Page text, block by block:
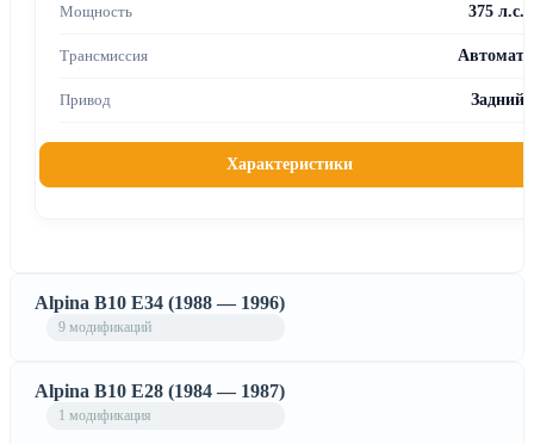
375 л.с.
Автомат
Задний
Характеристики
Alpina B10 E34 (1988 — 1996)
9 модификаций
Alpina B10 E28 (1984 — 1987)
1 модификация